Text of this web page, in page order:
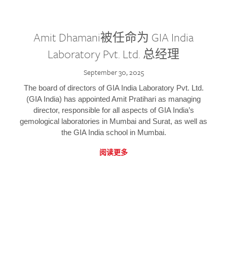
Amit Dhamani被任命为 GIA India
Laboratory Pvt. Ltd. 总经理
September 30, 2025
The board of directors of GIA India Laboratory Pvt. Ltd.
(GIA India) has appointed Amit Pratihari as managing
director, responsible for all aspects of GIA India’s
gemological laboratories in Mumbai and Surat, as well as
the GIA India school in Mumbai.
阅读更多